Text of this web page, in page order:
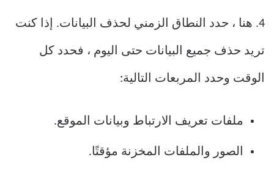
4. هنا ، حدد النطاق الزمني لحذف البيانات. إذا كنت
تريد حذف جميع البيانات حتى اليوم ، فحدد كل
الوقت وحدد المربعات التالية:
ملفات تعريف الارتباط وبيانات الموقع.
الصور والملفات المخزنة مؤقتًا.